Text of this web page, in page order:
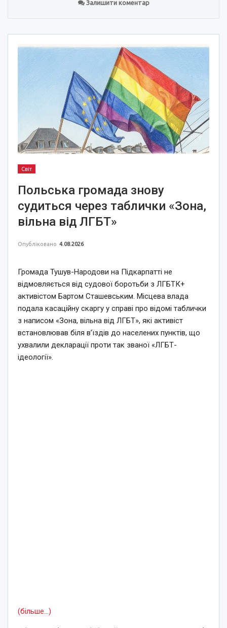
Залишити коментар
Світ
Польська громада знову
судиться через таблички «Зона,
вільна від ЛГБТ»
Опубліковано 4.08.2026
Громада Тушув-Народови на Підкарпатті не
відмовляється від судової боротьби з ЛГБТК+
активістом Бартом Сташевським. Місцева влада
подала касаційну скаргу у справі про відомі таблички
з написом «Зона, вільна від ЛГБТ», які активіст
встановлював біля в’їздів до населених пунктів, що
ухвалили декларації проти так званої «ЛГБТ-
ідеології».
(більше…)